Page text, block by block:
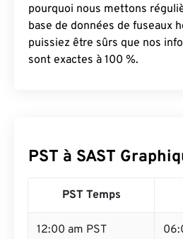
pourquoi nous mettons
base de données de fuseaux
puissiez être sûrs que nos
sont exactes à 100 %.
PST à SAST
PST Temps
12:00 am PST